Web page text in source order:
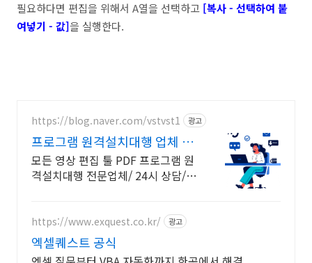
필요하다면 편집을 위해서 A열을 선택하고 [복사 - 선택하여 붙
여넣기 - 값]을 실행한다.
https://blog.naver.com/vstvst1 광고
프로그램 원격설치대행 업체 프
로그램 원격설치대행 전문
모든 영상 편집 툴 PDF 프로그램 원
격설치대행 전문업체/ 24시 상담/
상담/ 영구AS
https://www.exquest.co.kr/ 광고
엑셀퀘스트 공식